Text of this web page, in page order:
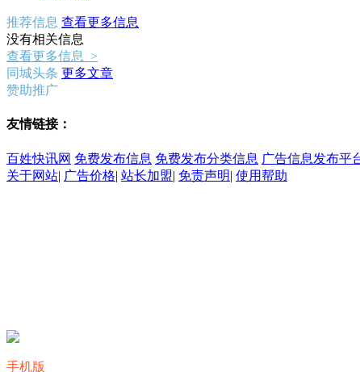
推荐信息 查看更多信息
没有相关信息
查看更多信息 >
同城头条 更多文章
赞助推广
友情链接：
百姓快讯网 免费发布信息 免费发布分类信息 广告信息发布平
关于网站| 广告价格| 站长加盟| 免责声明| 使用帮助
手机版